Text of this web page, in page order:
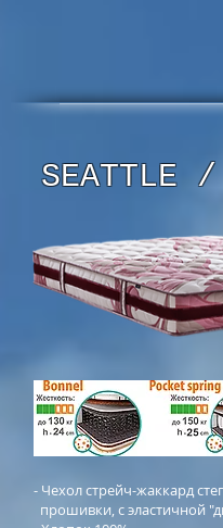
SEATTLE
- Чехол стрейч-жаккард
прошивки, с эластичной